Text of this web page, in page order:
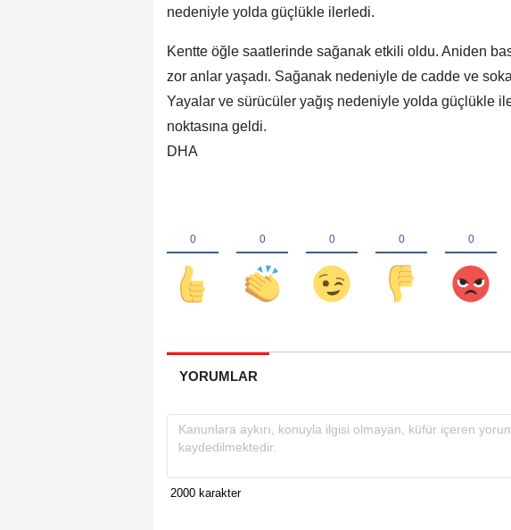
nedeniyle yolda güçlükle ilerledi.
Kentte öğle saatlerinde sağanak etkili oldu. Aniden
zor anlar yaşadı. Sağanak nedeniyle de cadde ve
Yayalar ve sürücüler yağış nedeniyle yolda güçlükle
noktasına geldi.
DHA
YORUMLAR